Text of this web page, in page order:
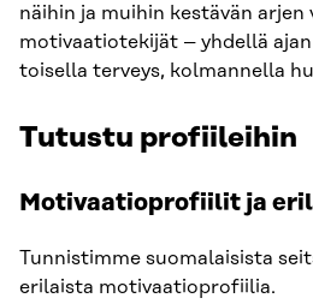
näihin ja muihin kestävän
motivaatiotekijät – yhdellä
toisella terveys, kolmannella
Tutustu profiileihin
Motivaatioprofiilit ja
Tunnistimme suomalaisista
erilaista motivaatioprofiilia.